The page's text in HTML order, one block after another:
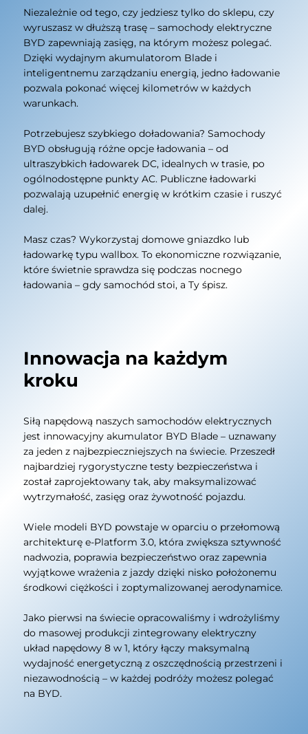
Niezależnie od tego, czy jedziesz tylko do sklepu, czy
wyruszasz w dłuższą trasę – samochody elektryczne
BYD zapewniają zasięg, na którym możesz polegać.
Dzięki wydajnym akumulatorom Blade i
inteligentnemu zarządzaniu energią, jedno ładowanie
pozwala pokonać więcej kilometrów w każdych
warunkach.
Potrzebujesz szybkiego doładowania? Samochody
BYD obsługują różne opcje ładowania – od
ultraszybkich ładowarek DC, idealnych w trasie, po
ogólnodostępne punkty AC. Publiczne ładowarki
pozwalają uzupełnić energię w krótkim czasie i ruszyć
dalej.
Masz czas? Wykorzystaj domowe gniazdko lub
ładowarkę typu wallbox. To ekonomiczne rozwiązanie,
które świetnie sprawdza się podczas nocnego
ładowania – gdy samochód stoi, a Ty śpisz.
Innowacja na każdym
kroku
Siłą napędową naszych samochodów elektrycznych
jest innowacyjny akumulator BYD Blade – uznawany
za jeden z najbezpieczniejszych na świecie. Przeszedł
najbardziej rygorystyczne testy bezpieczeństwa i
został zaprojektowany tak, aby maksymalizować
wytrzymałość, zasięg oraz żywotność pojazdu.
Wiele modeli BYD powstaje w oparciu o przełomową
architekturę e-Platform 3.0, która zwiększa sztywność
nadwozia, poprawia bezpieczeństwo oraz zapewnia
wyjątkowe wrażenia z jazdy dzięki nisko położonemu
środkowi ciężkości i zoptymalizowanej aerodynamice.
Jako pierwsi na świecie opracowaliśmy i wdrożyliśmy
do masowej produkcji zintegrowany elektryczny
układ napędowy 8 w 1, który łączy maksymalną
wydajność energetyczną z oszczędnością przestrzeni i
niezawodnością – w każdej podróży możesz polegać
na BYD.